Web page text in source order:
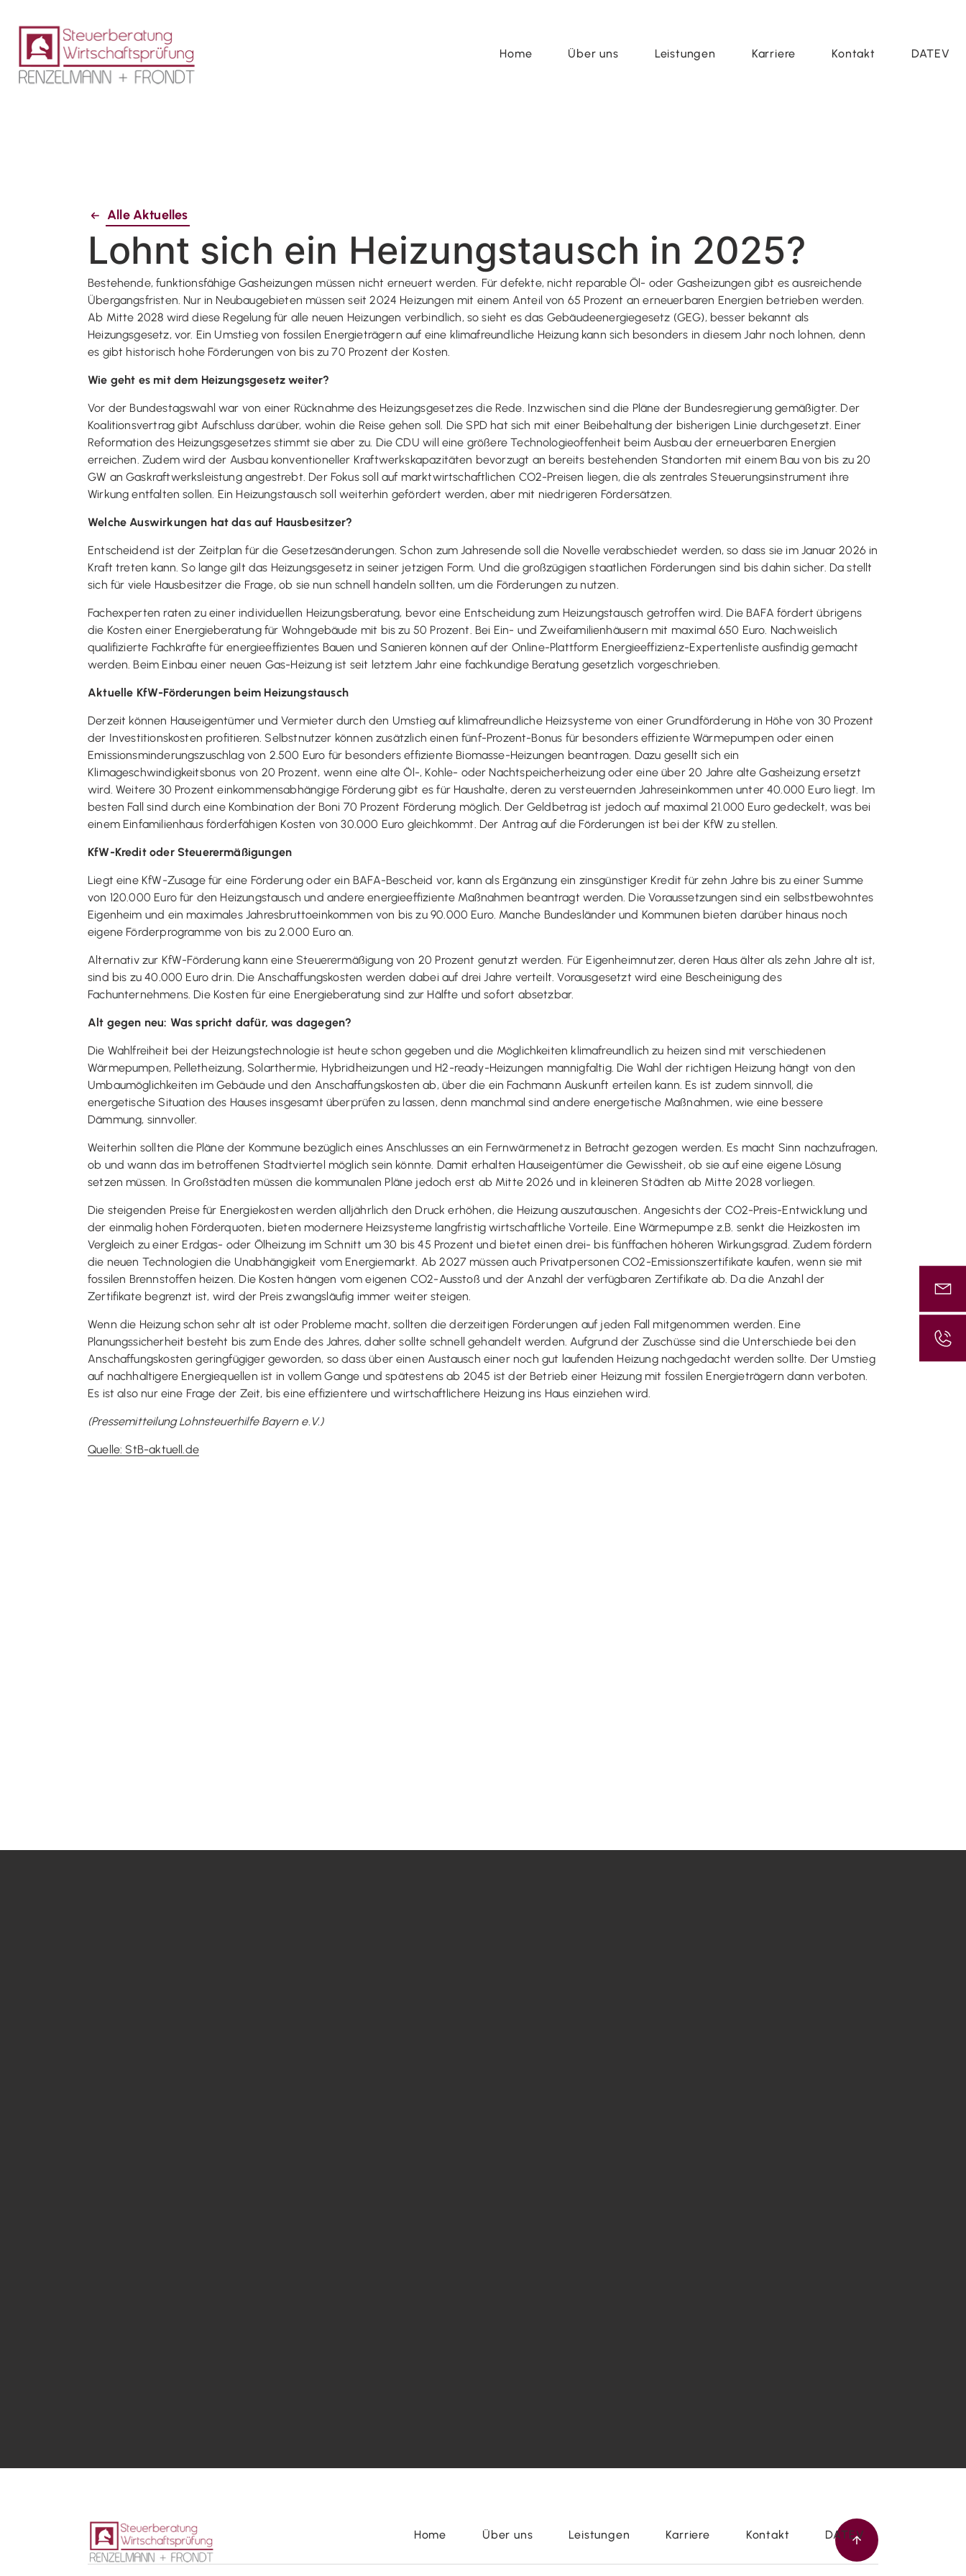
Home Über uns Leistungen Karriere Kontakt DATEV
Alle Aktuelles
Lohnt sich ein Heizungstausch in 2025?
Bestehende, funktionsfähige Gasheizungen müssen nicht erneuert werden. Für defekte, nicht reparable Öl- oder Gasheizungen gibt es ausreichende
Übergangsfristen. Nur in Neubaugebieten müssen seit 2024 Heizungen mit einem Anteil von 65 Prozent an erneuerbaren Energien betrieben werden.
Ab Mitte 2028 wird diese Regelung für alle neuen Heizungen verbindlich, so sieht es das Gebäudeenergiegesetz (GEG), besser bekannt als
Heizungsgesetz, vor. Ein Umstieg von fossilen Energieträgern auf eine klimafreundliche Heizung kann sich besonders in diesem Jahr noch lohnen, denn
es gibt historisch hohe Förderungen von bis zu 70 Prozent der Kosten.
Wie geht es mit dem Heizungsgesetz weiter?
Vor der Bundestagswahl war von einer Rücknahme des Heizungsgesetzes die Rede. Inzwischen sind die Pläne der Bundesregierung gemäßigter. Der
Koalitionsvertrag gibt Aufschluss darüber, wohin die Reise gehen soll. Die SPD hat sich mit einer Beibehaltung der bisherigen Linie durchgesetzt. Einer
Reformation des Heizungsgesetzes stimmt sie aber zu. Die CDU will eine größere Technologieoffenheit beim Ausbau der erneuerbaren Energien
erreichen. Zudem wird der Ausbau konventioneller Kraftwerkskapazitäten bevorzugt an bereits bestehenden Standorten mit einem Bau von bis zu 20
GW an Gaskraftwerksleistung angestrebt. Der Fokus soll auf marktwirtschaftlichen CO2-Preisen liegen, die als zentrales Steuerungsinstrument ihre
Wirkung entfalten sollen. Ein Heizungstausch soll weiterhin gefördert werden, aber mit niedrigeren Fördersätzen.
Welche Auswirkungen hat das auf Hausbesitzer?
Entscheidend ist der Zeitplan für die Gesetzesänderungen. Schon zum Jahresende soll die Novelle verabschiedet werden, so dass sie im Januar 2026 in
Kraft treten kann. So lange gilt das Heizungsgesetz in seiner jetzigen Form. Und die großzügigen staatlichen Förderungen sind bis dahin sicher. Da stellt
sich für viele Hausbesitzer die Frage, ob sie nun schnell handeln sollten, um die Förderungen zu nutzen.
Fachexperten raten zu einer individuellen Heizungsberatung, bevor eine Entscheidung zum Heizungstausch getroffen wird. Die BAFA fördert übrigens
die Kosten einer Energieberatung für Wohngebäude mit bis zu 50 Prozent. Bei Ein- und Zweifamilienhäusern mit maximal 650 Euro. Nachweislich
qualifizierte Fachkräfte für energieeffizientes Bauen und Sanieren können auf der Online-Plattform Energieeffizienz-Expertenliste ausfindig gemacht
werden. Beim Einbau einer neuen Gas-Heizung ist seit letztem Jahr eine fachkundige Beratung gesetzlich vorgeschrieben.
Aktuelle KfW-Förderungen beim Heizungstausch
Derzeit können Hauseigentümer und Vermieter durch den Umstieg auf klimafreundliche Heizsysteme von einer Grundförderung in Höhe von 30 Prozent
der Investitionskosten profitieren. Selbstnutzer können zusätzlich einen fünf-Prozent-Bonus für besonders effiziente Wärmepumpen oder einen
Emissionsminderungszuschlag von 2.500 Euro für besonders effiziente Biomasse-Heizungen beantragen. Dazu gesellt sich ein
Klimageschwindigkeitsbonus von 20 Prozent, wenn eine alte Öl-, Kohle- oder Nachtspeicherheizung oder eine über 20 Jahre alte Gasheizung ersetzt
wird. Weitere 30 Prozent einkommensabhängige Förderung gibt es für Haushalte, deren zu versteuernden Jahreseinkommen unter 40.000 Euro liegt. Im
besten Fall sind durch eine Kombination der Boni 70 Prozent Förderung möglich. Der Geldbetrag ist jedoch auf maximal 21.000 Euro gedeckelt, was bei
einem Einfamilienhaus förderfähigen Kosten von 30.000 Euro gleichkommt. Der Antrag auf die Förderungen ist bei der KfW zu stellen.
KfW-Kredit oder Steuerermäßigungen
Liegt eine KfW-Zusage für eine Förderung oder ein BAFA-Bescheid vor, kann als Ergänzung ein zinsgünstiger Kredit für zehn Jahre bis zu einer Summe
von 120.000 Euro für den Heizungstausch und andere energieeffiziente Maßnahmen beantragt werden. Die Voraussetzungen sind ein selbstbewohntes
Eigenheim und ein maximales Jahresbruttoeinkommen von bis zu 90.000 Euro. Manche Bundesländer und Kommunen bieten darüber hinaus noch
eigene Förderprogramme von bis zu 2.000 Euro an.
Alternativ zur KfW-Förderung kann eine Steuerermäßigung von 20 Prozent genutzt werden. Für Eigenheimnutzer, deren Haus älter als zehn Jahre alt ist,
sind bis zu 40.000 Euro drin. Die Anschaffungskosten werden dabei auf drei Jahre verteilt. Vorausgesetzt wird eine Bescheinigung des
Fachunternehmens. Die Kosten für eine Energieberatung sind zur Hälfte und sofort absetzbar.
Alt gegen neu: Was spricht dafür, was dagegen?
Die Wahlfreiheit bei der Heizungstechnologie ist heute schon gegeben und die Möglichkeiten klimafreundlich zu heizen sind mit verschiedenen
Wärmepumpen, Pelletheizung, Solarthermie, Hybridheizungen und H2-ready-Heizungen mannigfaltig. Die Wahl der richtigen Heizung hängt von den
Umbaumöglichkeiten im Gebäude und den Anschaffungskosten ab, über die ein Fachmann Auskunft erteilen kann. Es ist zudem sinnvoll, die
energetische Situation des Hauses insgesamt überprüfen zu lassen, denn manchmal sind andere energetische Maßnahmen, wie eine bessere
Dämmung, sinnvoller.
Weiterhin sollten die Pläne der Kommune bezüglich eines Anschlusses an ein Fernwärmenetz in Betracht gezogen werden. Es macht Sinn nachzufragen,
ob und wann das im betroffenen Stadtviertel möglich sein könnte. Damit erhalten Hauseigentümer die Gewissheit, ob sie auf eine eigene Lösung
setzen müssen. In Großstädten müssen die kommunalen Pläne jedoch erst ab Mitte 2026 und in kleineren Städten ab Mitte 2028 vorliegen.
Die steigenden Preise für Energiekosten werden alljährlich den Druck erhöhen, die Heizung auszutauschen. Angesichts der CO2-Preis-Entwicklung und
der einmalig hohen Förderquoten, bieten modernere Heizsysteme langfristig wirtschaftliche Vorteile. Eine Wärmepumpe z.B. senkt die Heizkosten im
Vergleich zu einer Erdgas- oder Ölheizung im Schnitt um 30 bis 45 Prozent und bietet einen drei- bis fünffachen höheren Wirkungsgrad. Zudem fördern
die neuen Technologien die Unabhängigkeit vom Energiemarkt. Ab 2027 müssen auch Privatpersonen CO2-Emissionszertifikate kaufen, wenn sie mit
fossilen Brennstoffen heizen. Die Kosten hängen vom eigenen CO2-Ausstoß und der Anzahl der verfügbaren Zertifikate ab. Da die Anzahl der
Zertifikate begrenzt ist, wird der Preis zwangsläufig immer weiter steigen.
Wenn die Heizung schon sehr alt ist oder Probleme macht, sollten die derzeitigen Förderungen auf jeden Fall mitgenommen werden. Eine
Planungssicherheit besteht bis zum Ende des Jahres, daher sollte schnell gehandelt werden. Aufgrund der Zuschüsse sind die Unterschiede bei den
Anschaffungskosten geringfügiger geworden, so dass über einen Austausch einer noch gut laufenden Heizung nachgedacht werden sollte. Der Umstieg
auf nachhaltigere Energiequellen ist in vollem Gange und spätestens ab 2045 ist der Betrieb einer Heizung mit fossilen Energieträgern dann verboten.
Es ist also nur eine Frage der Zeit, bis eine effizientere und wirtschaftlichere Heizung ins Haus einziehen wird.
(Pressemitteilung Lohnsteuerhilfe Bayern e.V.)
Quelle: StB-aktuell.de
Home Über uns Leistungen Karriere Kontakt DATEV